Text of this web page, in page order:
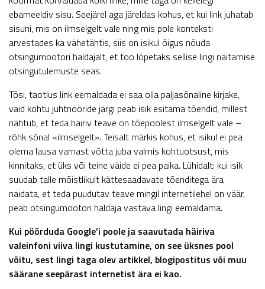
ebameeldiv sisu. Seejärel aga järeldas kohus, et kui link juhatab
sisuni, mis on ilmselgelt vale ning mis pole konteksti
arvestades ka vähetähtis, siis on isikul õigus nõuda
otsingumootori haldajalt, et too lõpetaks sellise lingi näitamise
otsingutulemuste seas.
Tõsi, taotlus link eemaldada ei saa olla paljasõnaline kirjake,
vaid kohtu juhtnööride järgi peab isik esitama tõendid, millest
nähtub, et teda häiriv teave on tõepoolest ilmselgelt vale –
rõhk sõnal «ilmselgelt». Teisalt märkis kohus, et isikul ei pea
olema lausa varnast võtta juba valmis kohtuotsust, mis
kinnitaks, et üks või teine väide ei pea paika. Lühidalt: kui isik
suudab talle mõistlikult kättesaadavate tõenditega ära
näidata, et teda puudutav teave mingil internetilehel on väär,
peab otsingumootori haldaja vastava lingi eemaldama.
Kui pöörduda Google’i poole ja saavutada häiriva
valeinfoni viiva lingi kustutamine, on see üksnes pool
võitu, sest lingi taga olev artikkel, blogipostitus või muu
säärane seepärast internetist ära ei kao.